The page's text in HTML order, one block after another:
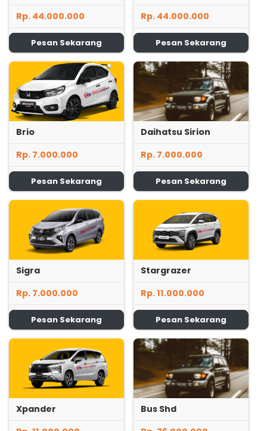
Rp. 44.000.000
Pesan Sekarang
Rp. 44.000.000
Pesan Sekarang
Brio
Rp. 7.000.000
Pesan Sekarang
Daihatsu Sirion
Rp. 7.000.000
Pesan Sekarang
Sigra
Rp. 7.000.000
Pesan Sekarang
Stargrazer
Rp. 11.000.000
Pesan Sekarang
Xpander
Bus Shd